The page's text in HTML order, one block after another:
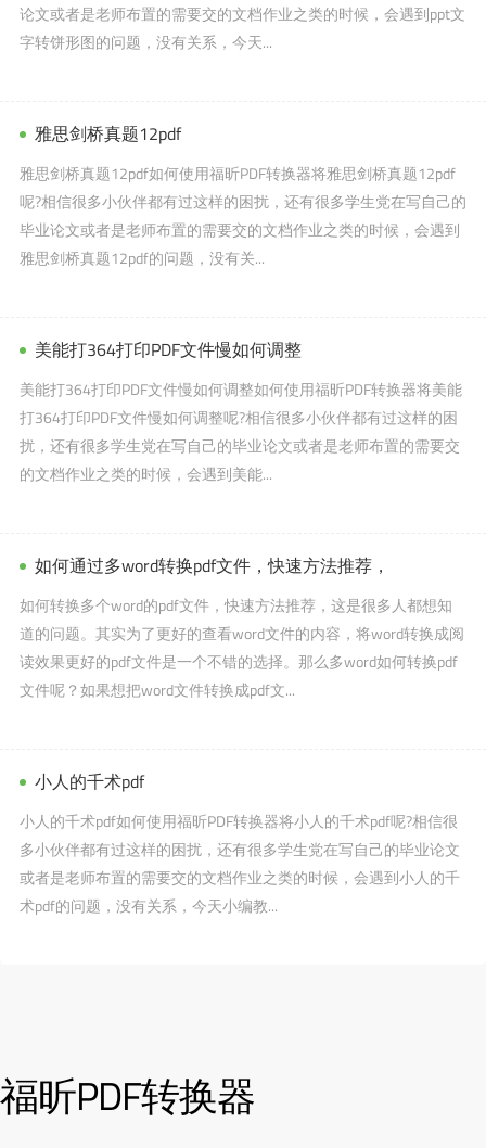
论文或者是老师布置的需要交的文档作业之类的时候，会遇到ppt文
字转饼形图的问题，没有关系，今天...
雅思剑桥真题12pdf
雅思剑桥真题12pdf如何使用福昕PDF转换器将雅思剑桥真题12pdf
呢?相信很多小伙伴都有过这样的困扰，还有很多学生党在写自己的
毕业论文或者是老师布置的需要交的文档作业之类的时候，会遇到
雅思剑桥真题12pdf的问题，没有关...
美能打364打印PDF文件慢如何调整
美能打364打印PDF文件慢如何调整如何使用福昕PDF转换器将美能
打364打印PDF文件慢如何调整呢?相信很多小伙伴都有过这样的困
扰，还有很多学生党在写自己的毕业论文或者是老师布置的需要交
的文档作业之类的时候，会遇到美能...
如何通过多word转换pdf文件，快速方法推荐，
如何转换多个word的pdf文件，快速方法推荐，这是很多人都想知
道的问题。其实为了更好的查看word文件的内容，将word转换成阅
读效果更好的pdf文件是一个不错的选择。那么多word如何转换pdf
文件呢？如果想把word文件转换成pdf文...
小人的千术pdf
小人的千术pdf如何使用福昕PDF转换器将小人的千术pdf呢?相信很
多小伙伴都有过这样的困扰，还有很多学生党在写自己的毕业论文
或者是老师布置的需要交的文档作业之类的时候，会遇到小人的千
术pdf的问题，没有关系，今天小编教...
福昕PDF转换器